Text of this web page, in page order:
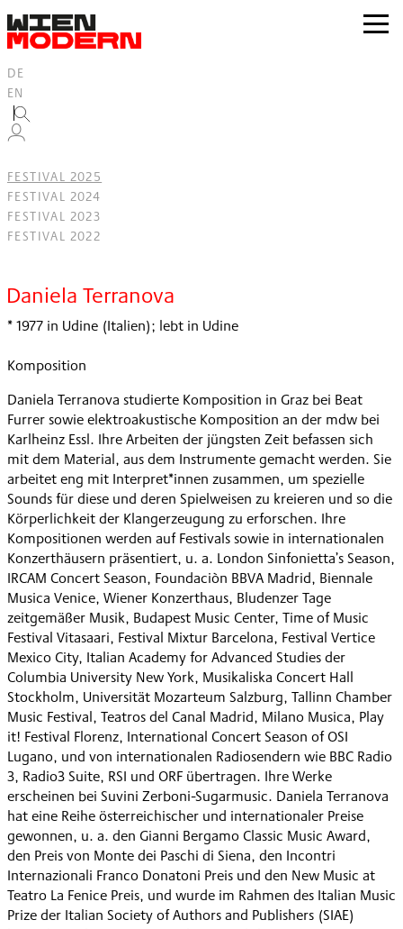
springen
zur
DE
EN
FESTIVAL 2025
FESTIVAL 2024
FESTIVAL 2023
FESTIVAL 2022
Daniela Terranova
* 1977 in Udine (Italien); lebt in Udine
Komposition
Daniela Terranova studierte Komposition in Graz bei Beat
Furrer sowie elektroakustische Komposition an der mdw bei
Karlheinz Essl. Ihre Arbeiten der jüngsten Zeit befassen sich
mit dem Material, aus dem Instrumente gemacht werden. Sie
arbeitet eng mit Interpret*innen zusammen, um spezielle
Sounds für diese und deren Spielweisen zu kreieren und so die
Körperlichkeit der Klangerzeugung zu erforschen. Ihre
Kompositionen werden auf Festivals sowie in internationalen
Konzerthäusern präsentiert, u. a. London Sinfonietta’s Season,
IRCAM Concert Season, Foundaciòn BBVA Madrid, Biennale
Musica Venice, Wiener Konzerthaus, Bludenzer Tage
zeitgemäßer Musik, Budapest Music Center, Time of Music
Festival Vitasaari, Festival Mixtur Barcelona, Festival Vertice
Mexico City, Italian Academy for Advanced Studies der
Columbia University New York, Musikaliska Concert Hall
Stockholm, Universität Mozarteum Salzburg, Tallinn Chamber
Music Festival, Teatros del Canal Madrid, Milano Musica, Play
it! Festival Florenz, International Concert Season of OSI
Lugano, und von internationalen Radiosendern wie BBC Radio
3, Radio3 Suite, RSI und ORF übertragen. Ihre Werke
erscheinen bei Suvini Zerboni-Sugarmusic. Daniela Terranova
hat eine Reihe österreichischer und internationaler Preise
gewonnen, u. a. den Gianni Bergamo Classic Music Award,
den Preis von Monte dei Paschi di Siena, den Incontri
Internazionali Franco Donatoni Preis und den New Music at
Teatro La Fenice Preis, und wurde im Rahmen des Italian Music
Prize der Italian Society of Authors and Publishers (SIAE)